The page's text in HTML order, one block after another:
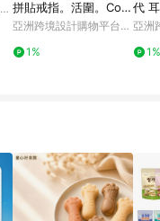
拼貼戒指。活圍。Colla
ge Ring
亞洲跨境設計購物平台
1%
代
亞洲
1%